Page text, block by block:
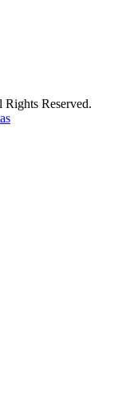
Reserved.